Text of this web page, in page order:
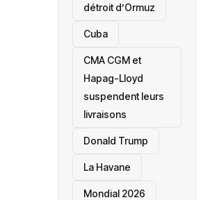
détroit d’Ormuz
‎Cuba
CMA CGM et
Hapag-Lloyd
suspendent leurs
livraisons
Donald Trump
La Havane
Mondial 2026